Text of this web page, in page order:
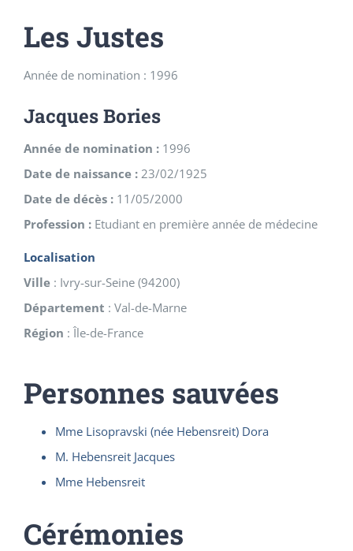
Les Justes
Année de nomination : 1996
Jacques Bories
Année de nomination : 1996
Date de naissance : 23/02/1925
Date de décès : 11/05/2000
Profession : Etudiant en première année de médecine
Localisation
Ville : Ivry-sur-Seine (94200)
Département : Val-de-Marne
Région : Île-de-France
Personnes sauvées
Mme Lisopravski (née Hebensreit) Dora
M. Hebensreit Jacques
Mme Hebensreit
Cérémonies